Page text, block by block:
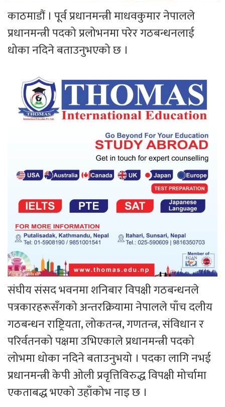
काठमाडौं । पूर्व प्रधानमन्त्री माधवकुमार नेपालले
प्रधानमन्त्री पदको प्रलोभनमा परेर गठबन्धनलाई
धोका नदिने बताउनुभएको छ ।
संघीय संसद भवनमा शनिबार विपक्षी गठबन्धनले
पत्रकारहरूसँगको अन्तरक्रियामा नेपालले पाँच दलीय
गठबन्धन राष्ट्रियता, लोकतन्त्र, गणतन्त्र, संविधान र
परिर्वतनको पक्षमा उभिएकाले प्रधानमन्त्री पदको
लोभमा धोका नदिने बताउनुभयो । पदका लागि नभई
प्रधानमन्त्री केपी ओली प्रवृत्तिविरुद्ध विपक्षी मोर्चामा
एकताबद्ध भएको उहाँकोभ नाइ छ ।